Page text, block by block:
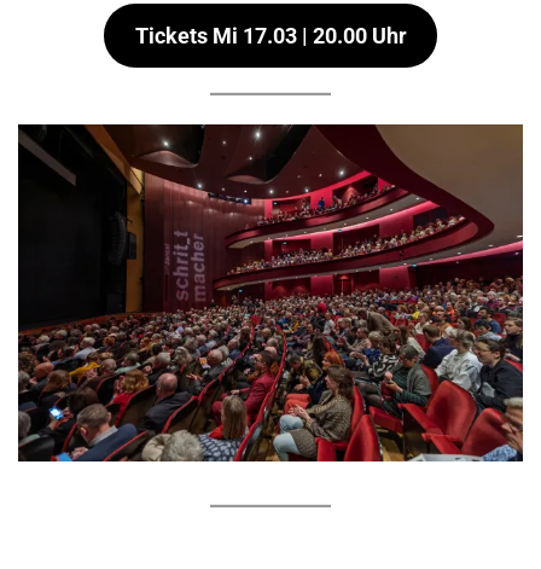
Tickets Mi 17.03 | 20.00 Uhr